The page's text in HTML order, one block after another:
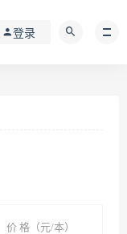
登录
价 格（元/本）